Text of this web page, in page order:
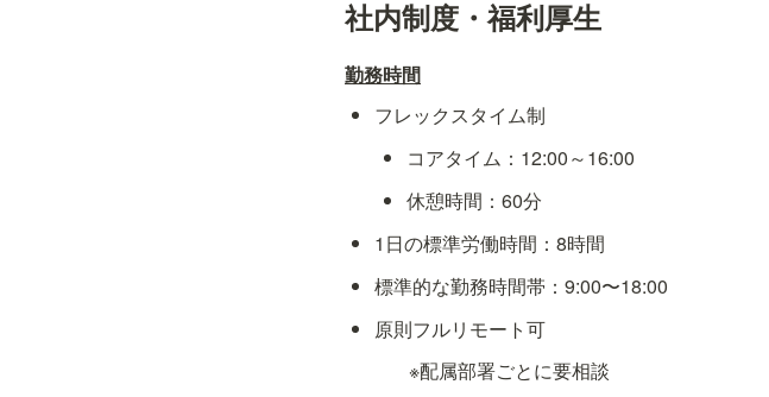
社内制度・福利厚生
勤務時間
フレックスタイム制
コアタイム：12:00～16:00
休憩時間：60分
1日の標準労働時間：8時間
標準的な勤務時間帯：9:00〜18:00
原則フルリモート可
※配属部署ごとに要相談